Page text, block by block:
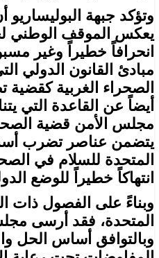
وتؤكد جبهة
يعكس الموقف الوطني
انحرافاً خطيراً وغير
مبادئ القانون الدولي
الصحراء الغربية
أيضاً عن القاعدة التي
مجلس الأمن قضية
يتضمن عناصر تضرب
المتحدة للسلام في
انتهاكاً خطيراً للوضع
وبناءً على الفصول ذات
المتحدة، فقد أرسى
وبالتوافق أساس الحل